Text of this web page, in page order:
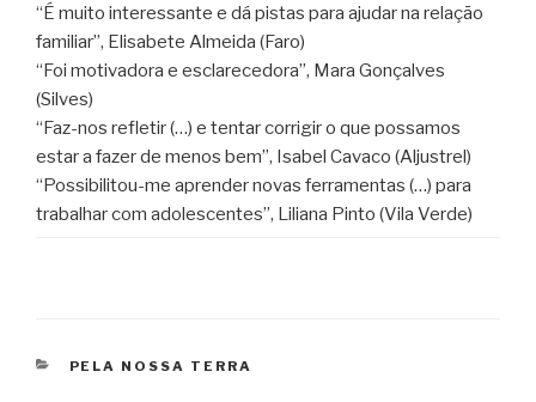
“É muito interessante e dá pistas para ajudar na relação
familiar”, Elisabete Almeida (Faro)
“Foi motivadora e esclarecedora”, Mara Gonçalves
(Silves)
“Faz-nos refletir (…) e tentar corrigir o que possamos
estar a fazer de menos bem”, Isabel Cavaco (Aljustrel)
“Possibilitou-me aprender novas ferramentas (…) para
trabalhar com adolescentes”, Liliana Pinto (Vila Verde)
CATEGORIAS
PELA NOSSA TERRA